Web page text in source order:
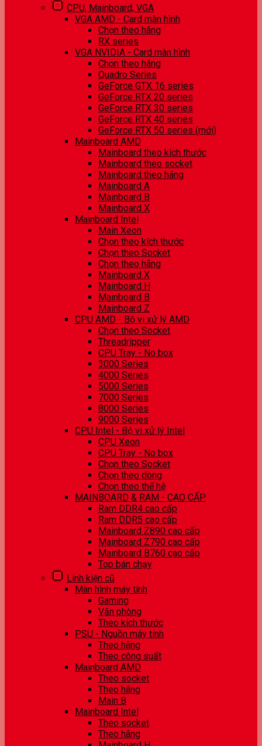
CPU, Mainboard, VGA
VGA AMD - Card màn hình
Chọn theo hãng
RX series
VGA NVIDIA - Card màn hình
Chọn theo hãng
Quadro Series
GeForce GTX 16 series
GeForce RTX 20 series
GeForce RTX 30 series
GeForce RTX 40 series
GeForce RTX 50 series (mới)
Mainboard AMD
Mainboard theo kích thước
Mainboard theo socket
Mainboard theo hãng
Mainboard A
Mainboard B
Mainboard X
Mainboard Intel
Main Xeon
Chọn theo kích thước
Chọn theo Socket
Chọn theo hãng
Mainboard X
Mainboard H
Mainboard B
Mainboard Z
CPU AMD - Bộ vi xử lý AMD
Chọn theo Socket
Threadripper
CPU Tray - No box
3000 Series
4000 Series
5000 Series
7000 Series
8000 Series
9000 Series
CPU Intel - Bộ vi xử lý Intel
CPU Xeon
CPU Tray - No box
Chọn theo Socket
Chọn theo dòng
Chọn theo thế hệ
MAINBOARD & RAM - CAO CẤP
Ram DDR4 cao cấp
Ram DDR5 cao cấp
Mainboard Z890 cao cấp
Mainboard Z790 cao cấp
Mainboard B760 cao cấp
Top bán chạy
Linh kiện cũ
Màn hình máy tính
Gaming
Văn phòng
Theo kích thước
PSU - Nguồn máy tính
Theo hãng
Theo công suất
Mainboard AMD
Theo socket
Theo hãng
Main B
Mainboard Intel
Theo socket
Theo hãng